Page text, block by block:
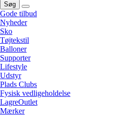
Søg
Gode tilbud
Nyheder
Sko
Tøjtekstil
Balloner
Supporter
Lifestyle
Udstyr
Plads Clubs
Fysisk vedligeholdelse
LagreOutlet
Mærker